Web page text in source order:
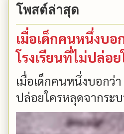
โพสต์ล่าสุด
เมื่อเด็กคนหนึ่งบ
โรงเรียนที่ไม่ปล่อ
เมื่อเด็กคนหนึ่งบอกว่
ปล่อยใครหลุดจากระ